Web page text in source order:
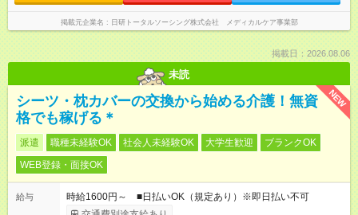
掲載元企業名 日研トータルソーシング株式会社 メディカルケア事業部
掲載日：2026.08.06
未読
NEW
シーツ・枕カバーの交換から始める介護！無資
格でも稼げる＊
派遣 職種未経験OK 社会人未経験OK 大学生歓迎
ブランクOK
WEB登録・面接OK
給与
時給1600円～ ■日払いOK（規定あり）※即日払い不可